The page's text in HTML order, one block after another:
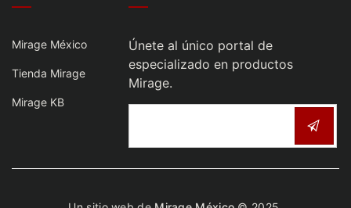
Mirage México
Tienda Mirage
Mirage KB
Únete al único portal de
especializado en productos
Mirage.